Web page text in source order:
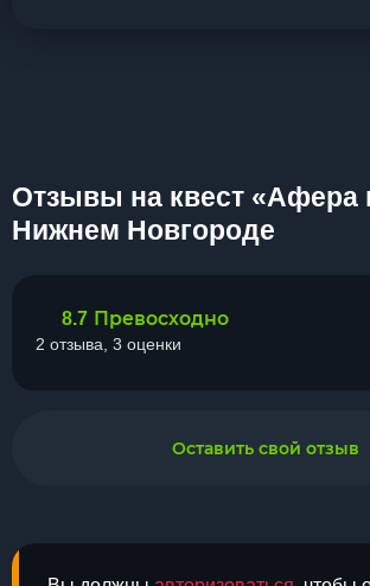
Отзывы на квест «Афера
Нижнем Новгороде
8.7 Превосходно
2 отзыва, 3 оценки
Оставить свой отзыв